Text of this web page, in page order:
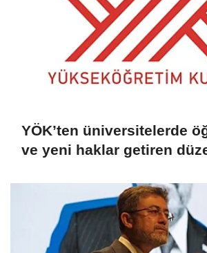
YÖK’ten üniversitelerde
ve yeni haklar getiren